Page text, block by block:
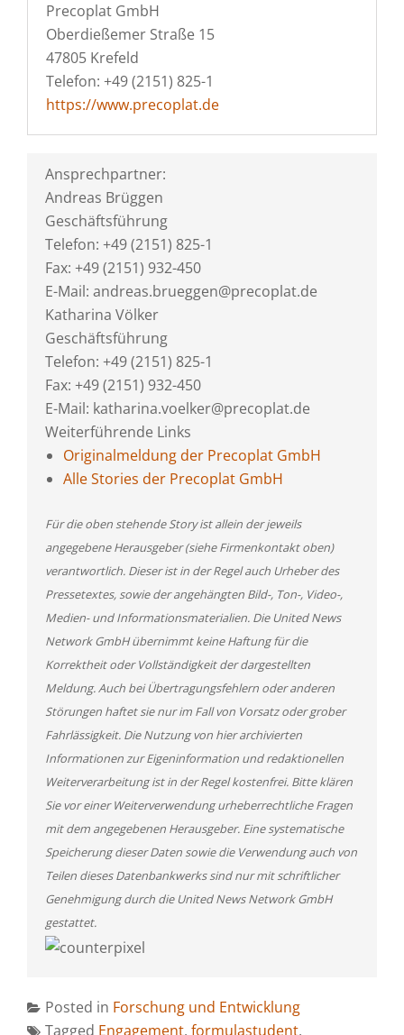
Precoplat GmbH
Oberdießemer Straße 15
47805 Krefeld
Telefon: +49 (2151) 825-1
https://www.precoplat.de
Ansprechpartner:
Andreas Brüggen
Geschäftsführung
Telefon: +49 (2151) 825-1
Fax: +49 (2151) 932-450
E-Mail: andreas.brueggen@precoplat.de
Katharina Völker
Geschäftsführung
Telefon: +49 (2151) 825-1
Fax: +49 (2151) 932-450
E-Mail: katharina.voelker@precoplat.de
Weiterführende Links
Originalmeldung der Precoplat GmbH
Alle Stories der Precoplat GmbH
Für die oben stehende Story ist allein der jeweils
angegebene Herausgeber (siehe Firmenkontakt oben)
verantwortlich. Dieser ist in der Regel auch Urheber des
Pressetextes, sowie der angehängten Bild-, Ton-, Video-,
Medien- und Informationsmaterialien. Die United News
Network GmbH übernimmt keine Haftung für die
Korrektheit oder Vollständigkeit der dargestellten
Meldung. Auch bei Übertragungsfehlern oder anderen
Störungen haftet sie nur im Fall von Vorsatz oder grober
Fahrlässigkeit. Die Nutzung von hier archivierten
Informationen zur Eigeninformation und redaktionellen
Weiterverarbeitung ist in der Regel kostenfrei. Bitte klären
Sie vor einer Weiterverwendung urheberrechtliche Fragen
mit dem angegebenen Herausgeber. Eine systematische
Speicherung dieser Daten sowie die Verwendung auch von
Teilen dieses Datenbankwerks sind nur mit schriftlicher
Genehmigung durch die United News Network GmbH
gestattet.
Posted in Forschung und Entwicklung
Tagged Engagement, formulastudent,